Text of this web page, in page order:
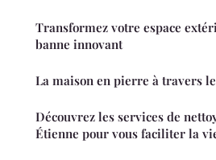
Transformez votre espace
banne innovant
La maison en pierre à travers
Découvrez les services de
Étienne pour vous faciliter la